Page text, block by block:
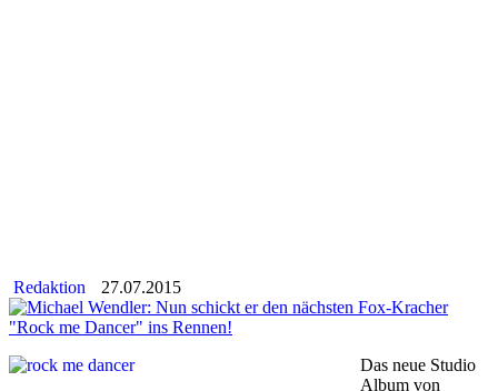
Redaktion 27.07.2015
Das neue Studio
Album von